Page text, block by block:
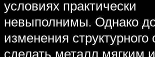
условиях практически
невыполнимы. Однако
изменения структурного
сделать металл мягким и